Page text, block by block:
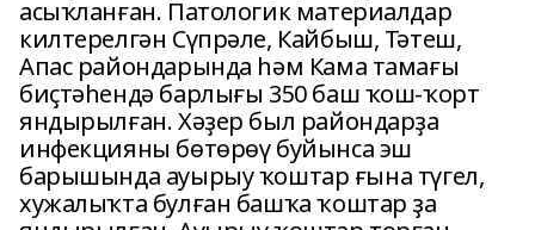
асыҡланған. Патологик материалдар
килтерелгән Сүпрәле, Кайбыш, Тәтеш,
Апас райондарында һәм Кама тамағы
биҫтәһендә барлығы 350 баш ҡош-ҡорт
яндырылған. Хәҙер был райондарҙа
инфекцияны бөтөрөү буйынса эш
барышында ауырыу ҡоштар ғына түгел,
хужалыҡта булған башҡа ҡоштар ҙа